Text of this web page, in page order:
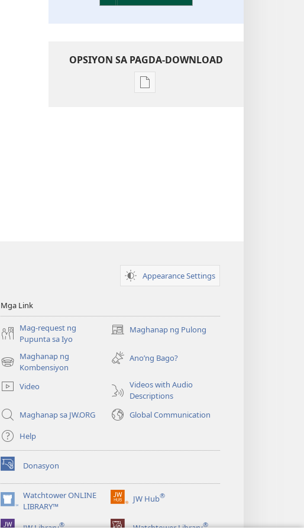
OPSIYON SA PAGDA-DOWNLOAD
Opsiyon
Appearance Settings
Mga Link
Mag-request ng
Pupunta sa Iyo
Maghanap ng Pulong
(may
na
window)
Maghanap ng
Kombensiyon
(may
na
window)
Ano’ng Bago?
Video
Videos with Audio
Descriptions
Maghanap sa JW.ORG
Global Communication
Help
Donasyon
(may
bubukas
na
bagong
Watchtower ONLINE
LIBRARY™
(may
bubukas
JW Hub®
(may
na
JW Library® Watchtower Library®